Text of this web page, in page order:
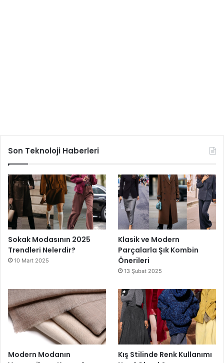
Son Teknoloji Haberleri
Sokak Modasının 2025
Trendleri Nelerdir?
10 Mart 2025
Klasik ve Modern
Parçalarla Şık Kombin
Önerileri
13 Şubat 2025
Modern Modanın
Kış Stilinde Renk Kullanımı